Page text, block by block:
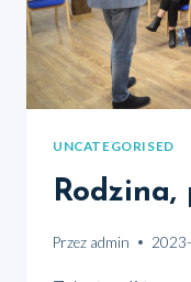
UNCATEGORISED
Rodzina,
Przez admin